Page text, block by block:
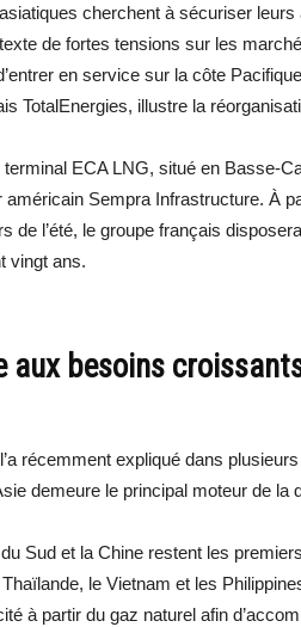
cherchent à sécuriser
de fortes tensions sur les
en service sur la côte
TotalEnergies, illustre la
ECA LNG, situé en Basse-
américain Sempra Infrastructure. À
de l’été, le groupe français
vingt ans.
aux besoins
récemment expliqué dans
demeure le principal moteur de la
Sud et la Chine restent les
le Vietnam et les
à partir du gaz naturel afin